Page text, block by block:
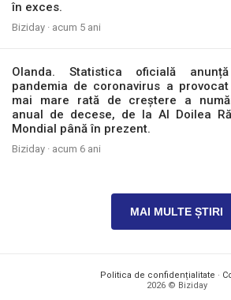
în exces.
Biziday · acum 5 ani
Olanda. Statistica oficială
pandemia de coronavirus a
mai mare rată de creștere a
anual de decese, de la Al Doilea
Mondial până în prezent.
Biziday · acum 6 ani
MAI MULTE ȘTIRI
Politica de confidențialitate ·
2026 © Biziday